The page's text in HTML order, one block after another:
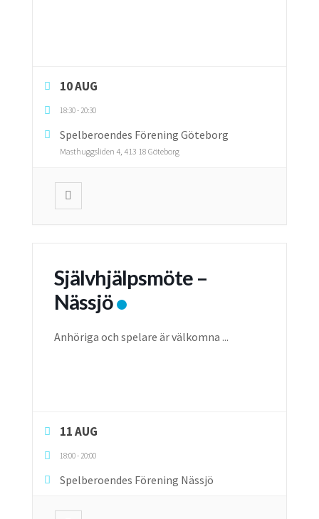
10 AUG
18:30- 20:30
Spelberoendes Förening Göteborg
Masthuggsliden 4, 413 18 Göteborg
Självhjälpsmöte –
Nässjö
Anhöriga och spelare är välkomna ...
11 AUG
18:00- 20:00
Spelberoendes Förening Nässjö